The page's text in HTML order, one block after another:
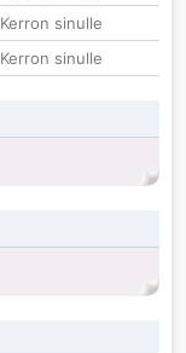
Kerron sinulle
Kerron sinulle